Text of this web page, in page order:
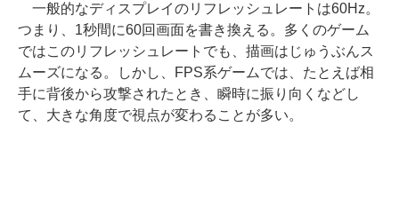
一般的なディスプレイのリフレッシュレートは60Hz。
つまり、1秒間に60回画面を書き換える。多くのゲーム
ではこのリフレッシュレートでも、描画はじゅうぶんス
ムーズになる。しかし、FPS系ゲームでは、たとえば相
手に背後から攻撃されたとき、瞬時に振り向くなどし
て、大きな角度で視点が変わることが多い。